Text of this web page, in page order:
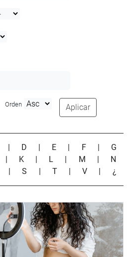
Orden Aplicar
| D | E | F | G
| K | L | M | N
|S | T |V | ¿